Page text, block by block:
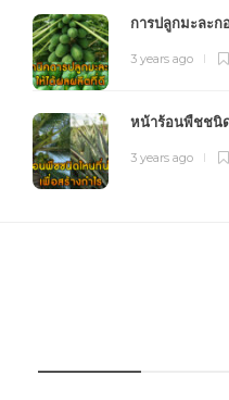
การปลูกมะละก
3 years ago
หน้าร้อนพืชชนิ
3 years ago